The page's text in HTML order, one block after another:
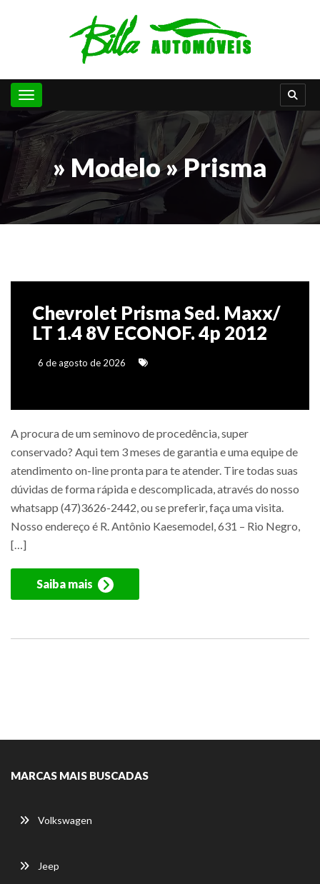
Toggle navigation
» Modelo » Prisma
Chevrolet Prisma Sed. Maxx/
LT 1.4 8V ECONOF. 4p 2012
6 de agosto de 2026
A procura de um seminovo de procedência, super
conservado? Aqui tem 3 meses de garantia e uma equipe de
atendimento on-line pronta para te atender. Tire todas suas
dúvidas de forma rápida e descomplicada, através do nosso
whatsapp (47)3626-2442, ou se preferir, faça uma visita.
Nosso endereço é R. Antônio Kaesemodel, 631 – Rio Negro,
[…]
Saiba mais
MARCAS MAIS BUSCADAS
Volkswagen
Jeep